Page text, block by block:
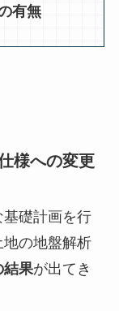
有無
様への変更
礎計画を行
地の地盤解析
結果が出てき